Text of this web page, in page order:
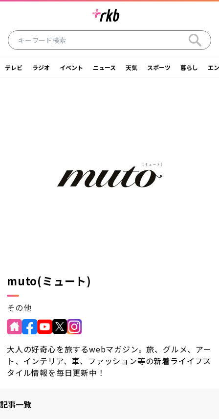
テレビ ラジオ イベント ニュース
SNS一覧
テレビ ラジオ イベント ニュース 天気 スポーツ 暮らし エ
muto(ミュート)
その他
大人の好奇心を旅するwebマガジン。旅、グルメ、アー
ト、インテリア、車、ファッション等の新着ライイフス
タイル情報を毎日更新中！
記事一覧